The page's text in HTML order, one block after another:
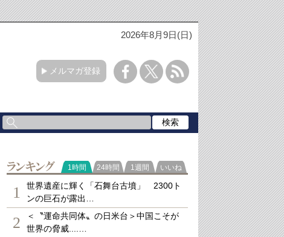
2026年8月9日(日)
メルマガ登録
ランキング
1時間 24時間 1週間 いいね
1
世界遺産に輝く「石舞台古墳」 2300ト
ンの巨石が露出…
2
＜〝運命共同体〟の日米台＞中国こそが
世界の脅威....…